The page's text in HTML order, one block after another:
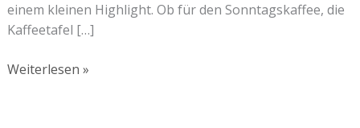
einem kleinen Highlight. Ob für den Sonntagskaffee, die
Kaffeetafel […]
Weiterlesen »